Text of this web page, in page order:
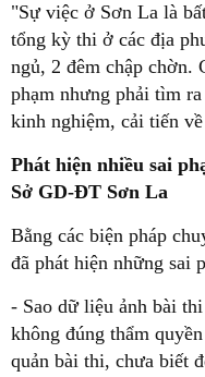
"Sự việc ở Sơn La là
tổng kỳ thi ở các địa
ngủ, 2 đêm chập chờn.
phạm nhưng phải tìm
kinh nghiệm, cải tiến
Phát hiện nhiều sai
Sở GD-ĐT Sơn La
Bằng các biện pháp
đã phát hiện những sai
- Sao dữ liệu ảnh bài
không đúng thẩm
quản bài thi, chưa biết